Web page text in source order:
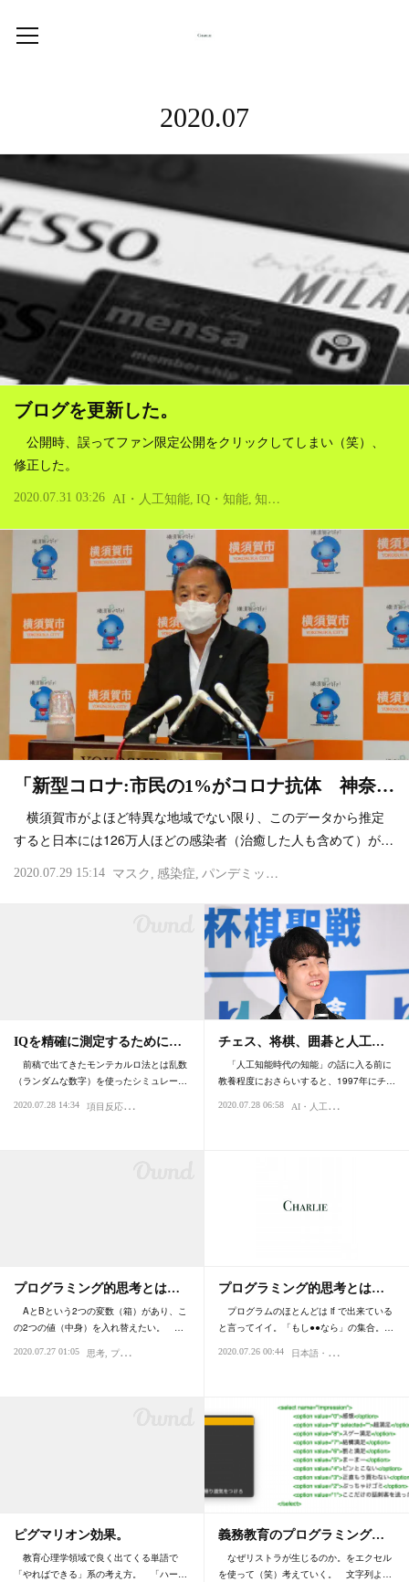
2020.07
ブログを更新した。
公開時、誤ってファン限定公開をクリックしてしまい（笑）、
修正した。
2020.07.31 03:26 AI・人工知能 IQ・知能 知覚・認知
「新型コロナ:市民の1%がコロナ抗体 神奈…
横須賀市がよほど特異な地域でない限り、このデータから推定
すると日本には126万人ほどの感染者（治癒した人も含めて）が…
2020.07.29 15:14 マスク 感染症 パンデミック
IQを精確に測定するために…
前稿で出てきたモンテカルロ法とは乱数
（ランダムな数字）を使ったシミュレー…
2020.07.28 14:34 項
目反応理論 エクセル・データベース PHP・Swift IQ・知能
チェス、将棋、囲碁と人工…
「人工知能時代の知能」の話に入る前に
教養程度におさらいすると、1997年にチ…
2020.07.28 06:58 A
I・人工知能
プログラミング的思考とは…
AとBという2つの変数（箱）があり、こ
の2つの値（中身）を入れ替えたい。 …
2020.07.27 01:05 思考 プログラミング 教育・学問・学習 IT
プログラミング的思考とは…
プログラムのほとんどは if で出来ている
と言ってイイ。「もし●●なら」の集合。…
2020.07.26 00:44 日
本語・国語・文脈理解
ピグマリオン効果。
教育心理学領域で良く出てくる単語で
「やればできる」系の考え方。 「ハー…
義務教育のプログラミング…
なぜリストラが生じるのか。をエクセル
を使って（笑）考えていく。 文字列よ…